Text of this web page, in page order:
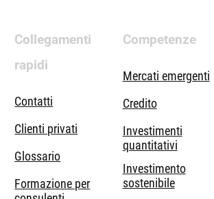
Collegamenti
rapidi
Contatti
Clienti privati
Glossario
Formazione per
Competenze
Mercati emergenti
Credito
Investimenti
quantitativi
Investimento
sostenibile